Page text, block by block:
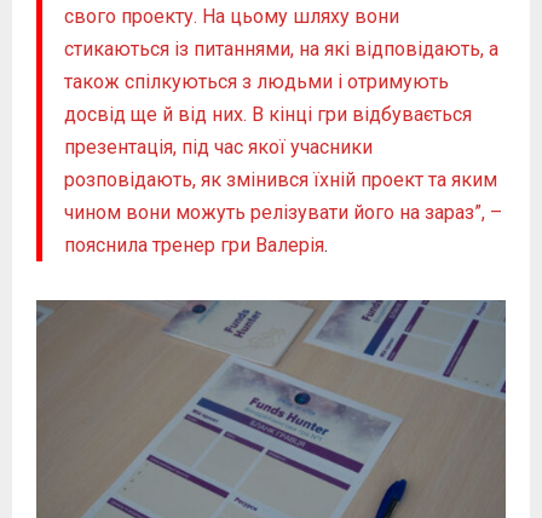
свого проекту. На цьому шляху вони
стикаються із питаннями, на які відповідають, а
також спілкуються з людьми і отримують
досвід ще й від них. В кінці гри відбувається
презентація, під час якої учасники
розповідають, як змінився їхній проект та яким
чином вони можуть релізувати його на зараз”, –
пояснила тренер гри Валерія.